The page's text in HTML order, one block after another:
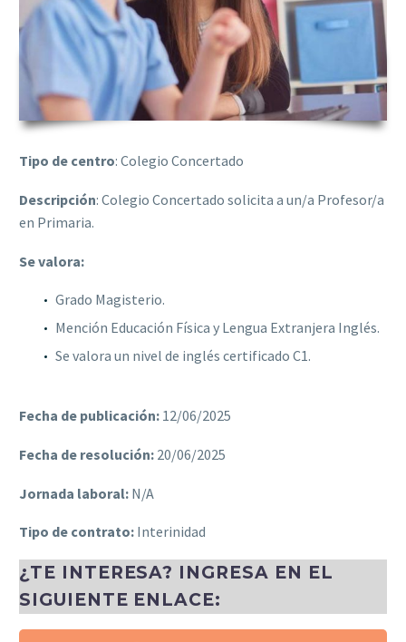
Tipo de centro: Colegio Concertado
Descripción: Colegio Concertado solicita a un/a Profesor/a
en Primaria.
Se valora:
Grado Magisterio.
Mención Educación Física y Lengua Extranjera Inglés.
Se valora un nivel de inglés certificado C1.
Fecha de publicación: 12/06/2025
Fecha de resolución: 20/06/2025
Jornada laboral: N/A
Tipo de contrato: Interinidad
¿TE INTERESA? INGRESA EN EL
SIGUIENTE ENLACE: